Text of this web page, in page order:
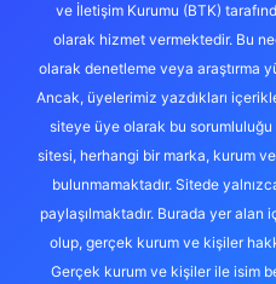
ve İletişim Kurumu (BTK)
olarak hizmet vermektedir. Bu
olarak denetleme veya araştırma
Ancak, üyelerimiz yazdıkları
siteye üye olarak bu sorumluluğu
sitesi, herhangi bir marka, kurum
bulunmamaktadır. Sitede
paylaşılmaktadır. Burada yer
olup, gerçek kurum ve kişiler
Gerçek kurum ve kişiler ile isim